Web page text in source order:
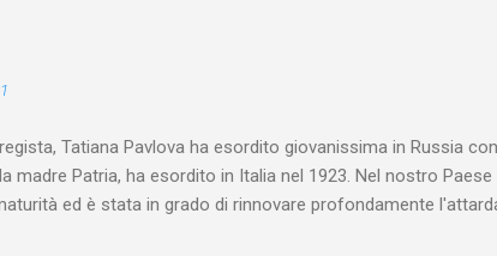
Tatiana Pavlova ha esordito giovanissima in Russia
madre Patria, ha esordito in Italia nel 1923. Nel nostro
ed è stata in grado di rinnovare profondamente